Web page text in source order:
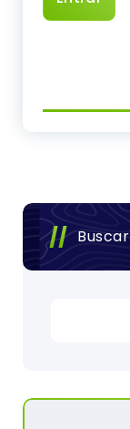
Buscar